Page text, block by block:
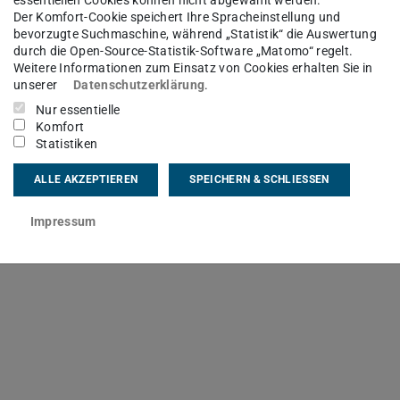
Fachbereichs Informatik, die sich zum
(z. B. im Rahmen eines Auslandssemesters
einen individuellen Prüfungstermin bei der
beantragen.
(ausland@informatik.tu-darmstadt.de)
werden.
unterschriebene Formular an das
weiterzuleiten, das den Termin in
Der Komfort-Cookie speichert Ihre Spracheinstellung und
bevorzugte Suchmaschine, während „Statistik“ die Auswertung
durch die Open-Source-Statistik-Software „Matomo“ regelt.
Weitere Informationen zum Einsatz von Cookies erhalten Sie in
unserer
Datenschutzerklärung.
Nur essentielle
Komfort
Statistiken
ALLE AKZEPTIEREN SPEICHERN & SCHLIESSEN
Impressum